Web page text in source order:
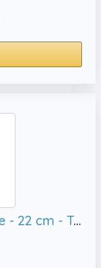
Bisoo Taburete Plegable - 22 cm - Taburete Baño, Práctico - Soporta hasta 120 Kg - Azul